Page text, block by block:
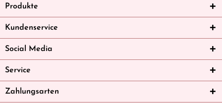
Produkte
Kundenservice
Social Media
Service
Zahlungsarten